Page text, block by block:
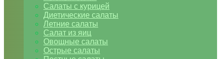
Салаты с курицей
Диетические салаты
Летние салаты
Салат из яиц
Овощные салаты
Острые салаты